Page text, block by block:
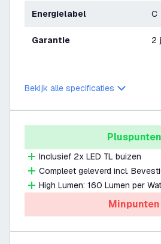
Energielabel C
Garantie 2
Bekijk alle specificaties
Pluspunten
Inclusief 2x LED TL buizen
Compleet geleverd incl.
High Lumen: 160 Lumen per
Minpunten